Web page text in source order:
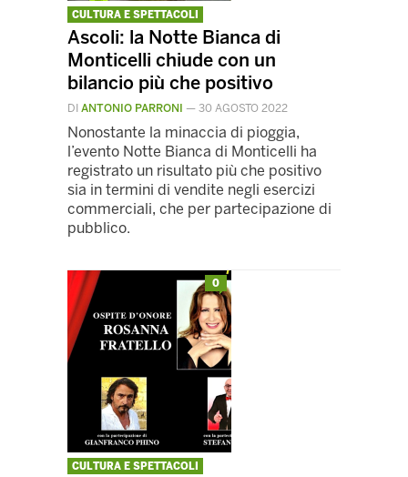
CULTURA E SPETTACOLI
Ascoli: la Notte Bianca di
Monticelli chiude con un
bilancio più che positivo
DI ANTONIO PARRONI — 30 AGOSTO 2022
Nonostante la minaccia di pioggia,
l’evento Notte Bianca di Monticelli ha
registrato un risultato più che positivo
sia in termini di vendite negli esercizi
commerciali, che per partecipazione di
pubblico.
0
CULTURA E SPETTACOLI